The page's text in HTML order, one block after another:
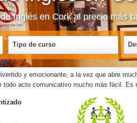
Inglés en Cork al precio más
Tipo de curso
y emocionante, a la vez que abre
acto comunicativo mucho más fácil.